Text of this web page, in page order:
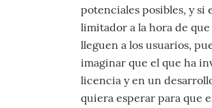
potenciales posibles, y si
limitador a la hora de que
lleguen a los usuarios,
imaginar que el que ha
licencia y en un
quiera esperar para que